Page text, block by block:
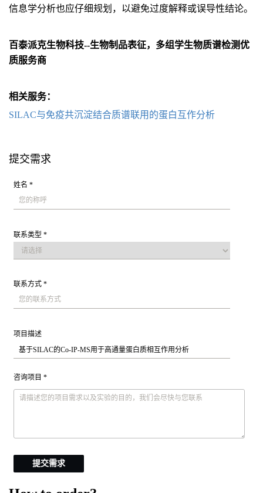
信息学分析也应仔细规划，以避免过度解释或误导性结论。
百泰派克生物科技--生物制品表征，多组学生物质谱检测优
质服务商
相关服务：
SILAC与免疫共沉淀结合质谱联用的蛋白互作分析
提交需求
姓名 *
联系类型 *
联系方式 *
项目描述
咨询项目 *
提交需求